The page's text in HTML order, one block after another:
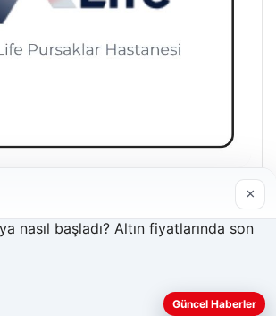
Hastanesi ×
Güncel Haberler